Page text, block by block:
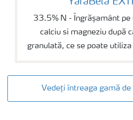
YaraBela
33.5% N - Îngrășamânt pe
calciu si magneziu după
granulată, ce se poate
Vedeți întreaga gamă de